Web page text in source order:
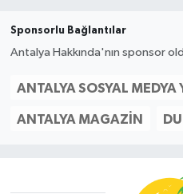
Sponsorlu Bağlantılar
Antalya Hakkında'nın sponsor
ANTALYA SOSYAL MEDYA
ANTALYA MAGAZIN